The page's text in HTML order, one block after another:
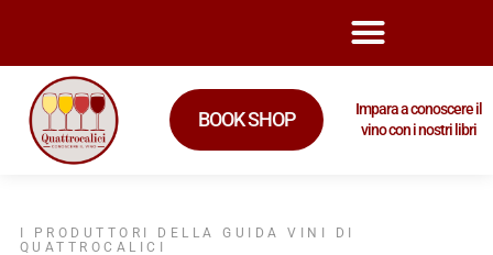
BOOK SHOP
Impara a conoscere il
vino con i nostri libri
I PRODUTTORI DELLA GUIDA VINI DI
QUATTROCALICI